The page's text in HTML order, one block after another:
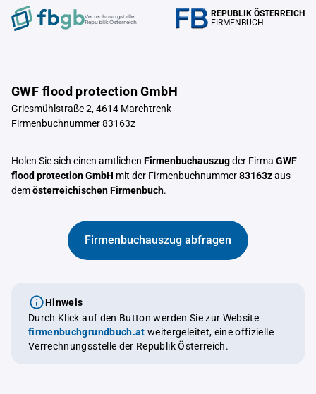
Verrechnungstelle
Republik Österreich
REPUBLIK ÖSTERREICH
FIRMENBUCH
GWF flood protection GmbH
Griesmühlstraße 2, 4614 Marchtrenk
Firmenbuchnummer 83163z
Holen Sie sich einen amtlichen Firmenbuchauszugder Firma GWF
flood protection GmbH mit der Firmenbuchnummer83163zaus
demösterreichischen Firmenbuch.
Firmenbuchauszug abfragen
Hinweis
Durch Klick auf den Button werden Sie zur Website
firmenbuchgrundbuch.at weitergeleitet, eine offizielle
Verrechnungsstelle der Republik Österreich.